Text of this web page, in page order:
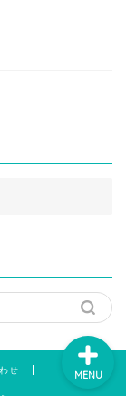
せ MENU
見る